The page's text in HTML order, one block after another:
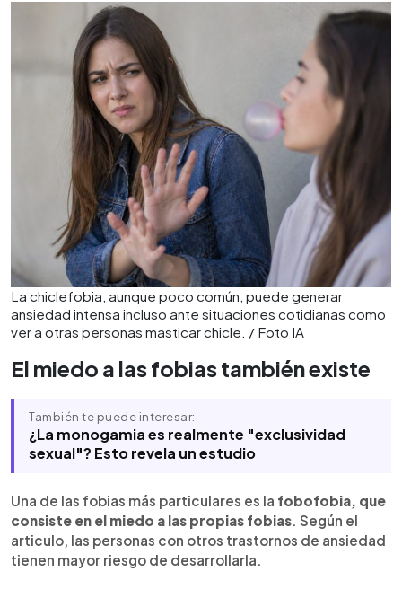
La chiclefobia, aunque poco común, puede generar
ansiedad intensa incluso ante situaciones cotidianas como
ver a otras personas masticar chicle. / Foto IA
El miedo a las fobias también existe
También te puede interesar:
¿La monogamia es realmente "exclusividad
sexual"? Esto revela un estudio
Una de las fobias más particulares es la fobofobia, que
consiste en el miedo a las propias fobias. Según el
articulo, las personas con otros trastornos de ansiedad
tienen mayor riesgo de desarrollarla.